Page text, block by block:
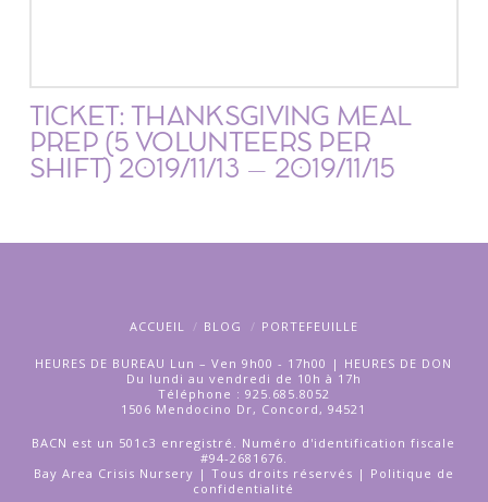
TICKET: THANKSGIVING MEAL
PREP (5 VOLUNTEERS PER
SHIFT) 2019/11/13 – 2019/11/15
ACCUEIL BLOG PORTEFEUILLE
HEURES DE BUREAU Lun – Ven 9h00 - 17h00 | HEURES DE DON
Du lundi au vendredi de 10h à 17h
Téléphone : 925.685.8052
1506 Mendocino Dr, Concord, 94521
BACN est un 501c3 enregistré. Numéro d'identification fiscale
#94-2681676.
Bay Area Crisis Nursery | Tous droits réservés | Politique de
confidentialité